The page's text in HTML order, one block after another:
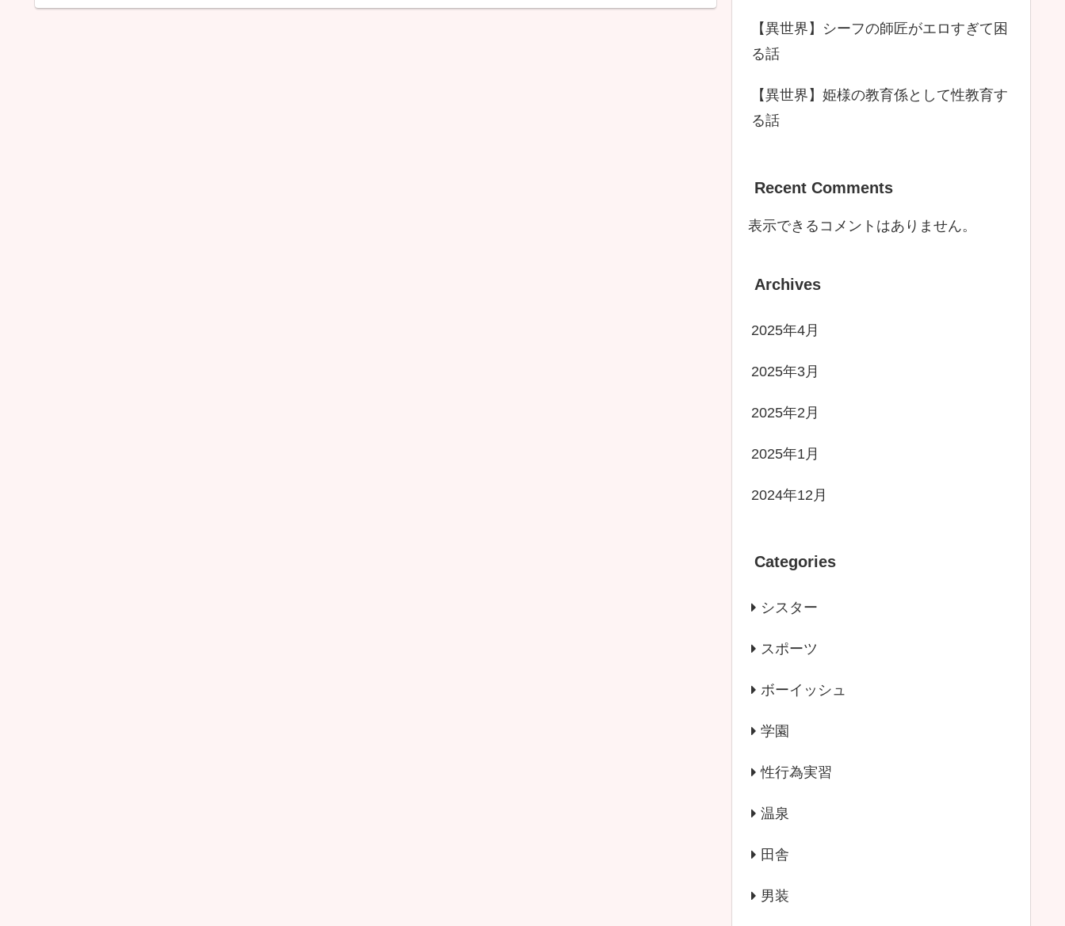
【異世界】シーフの師匠がエロすぎて困
る話
【異世界】姫様の教育係として性教育す
る話
Recent Comments
表示できるコメントはありません。
Archives
2025年4月
2025年3月
2025年2月
2025年1月
2024年12月
Categories
シスター
スポーツ
ボーイッシュ
学園
性行為実習
温泉
田舎
男装